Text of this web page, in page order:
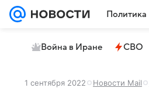
Политика
Война в Иране СВО
1 сентября 2022 Новости Mail